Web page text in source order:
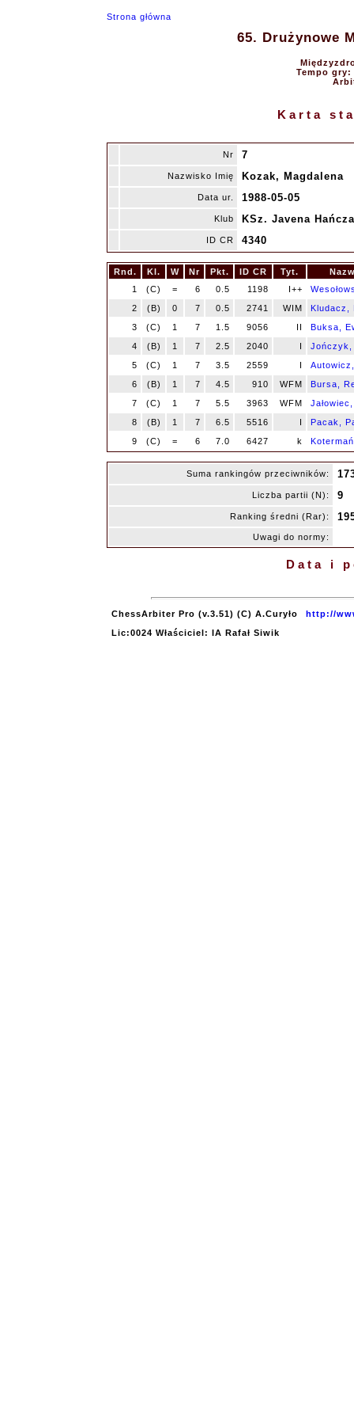
Strona główna
65. Drużynowe
Tempo gry:
Karta
Nr 7
Nazwisko Imię Kozak, Magdalena
Data ur. 1988-05-05
Klub KSz. Javena
ID CR 4340
Rnd. Kl. W Nr Pkt. ID CR Tyt.
1
(C) = 6 0.5 1198 I++
2
(B) 0 7 0.5 2741 WIM
Kludacz,
3
(C) 1 7 1.5 9056 II
Buksa,
4
(B) 1 7 2.5 2040 I
Jończyk,
5
(C) 1 7 3.5 2559 I
6
(B) 1 7 4.5 910 WFM
Bursa,
7
(C) 1 7 5.5 3963 WFM
8
(B) 1 7 6.5 5516 I
Pacak,
9
(C) = 6 7.0 6427 k
Suma rankingów przeciwników:
Liczba partii (N): 9
Ranking średni (Rar):
Uwagi do normy:
Data i
ChessArbiter Pro (v.3.51) (C) A.Curyło
http://
Lic:0024 Właściciel: IA Rafał Siwik